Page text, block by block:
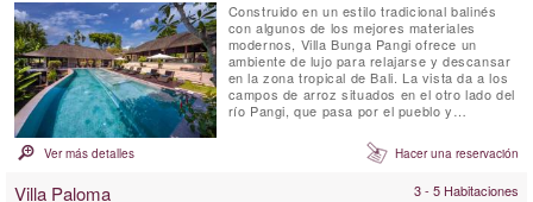
Construido en un estilo tradicional balinés
con algunos de los mejores materiales
modernos, Villa Bunga Pangi ofrece un
ambiente de lujo para relajarse y descansar
en la zona tropical de Bali. La vista da a los
campos de arroz situados en el otro lado del
río Pangi, que pasa por el pueblo y
hasta el océano. Bunga significa "flor",
disfrutar de un cóctel al atardecer rodeado
Ver más detalles Hacer una reservación
Villa Paloma 3 - 5 Habitaciones